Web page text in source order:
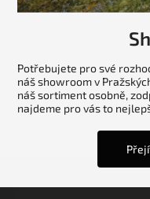
Potřebujete pro své
náš showroom v
náš sortiment osobně,
najdeme pro vás to